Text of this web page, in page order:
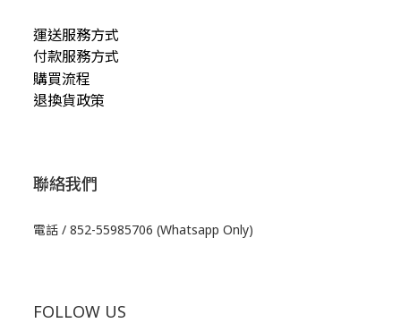
運送服務方式
付款服務方式
購買流程
退換貨政策
聯絡我們
電話 / 852-55985706 (Whatsapp Only)
FOLLOW US